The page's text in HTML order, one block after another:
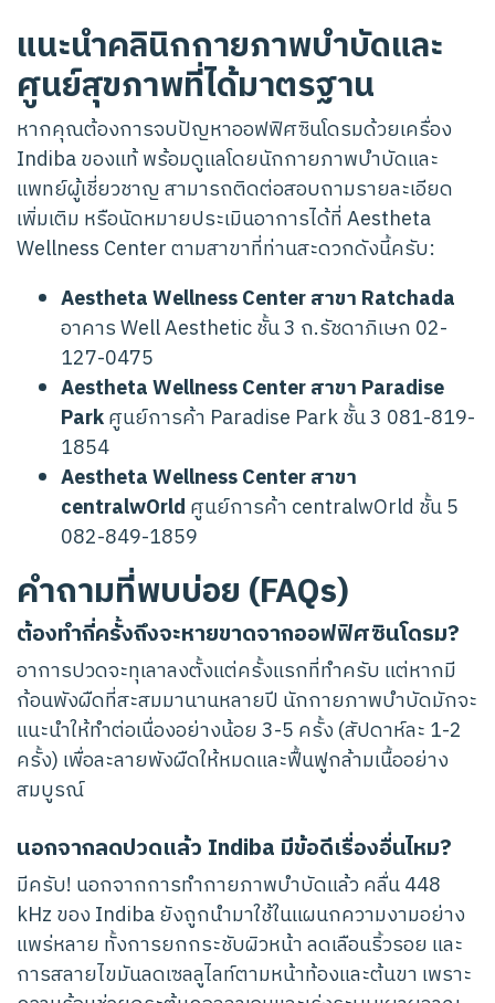
แนะนำคลินิกกายภาพบำบัดและ
ศูนย์สุขภาพที่ได้มาตรฐาน
หากคุณต้องการจบปัญหาออฟฟิศซินโดรมด้วยเครื่อง
Indiba ของแท้ พร้อมดูแลโดยนักกายภาพบำบัดและ
แพทย์ผู้เชี่ยวชาญ สามารถติดต่อสอบถามรายละเอียด
เพิ่มเติม หรือนัดหมายประเมินอาการได้ที่ Aestheta
Wellness Center ตามสาขาที่ท่านสะดวกดังนี้ครับ:
Aestheta Wellness Center สาขา Ratchada
อาคาร Well Aesthetic ชั้น 3 ถ.รัชดาภิเษก 02-
127-0475
Aestheta Wellness Center สาขา Paradise
Parkศูนย์การค้า Paradise Park ชั้น 3 081-819-
1854
Aestheta Wellness Center สาขา
centralwOrld ศูนย์การค้า centralwOrld ชั้น 5
082-849-1859
คำถามที่พบบ่อย (FAQs)
ต้องทำกี่ครั้งถึงจะหายขาดจากออฟฟิศซินโดรม?
อาการปวดจะทุเลาลงตั้งแต่ครั้งแรกที่ทำครับ แต่หากมี
ก้อนพังผืดที่สะสมมานานหลายปี นักกายภาพบำบัดมักจะ
แนะนำให้ทำต่อเนื่องอย่างน้อย 3-5 ครั้ง (สัปดาห์ละ 1-2
ครั้ง) เพื่อละลายพังผืดให้หมดและฟื้นฟูกล้ามเนื้ออย่าง
สมบูรณ์
นอกจากลดปวดแล้ว Indiba มีข้อดีเรื่องอื่นไหม?
มีครับ! นอกจากการทำกายภาพบำบัดแล้ว คลื่น 448
kHz ของ Indiba ยังถูกนำมาใช้ในแผนกความงามอย่าง
แพร่หลาย ทั้งการยกกระชับผิวหน้า ลดเลือนริ้วรอย และ
การสลายไขมันลดเซลลูไลท์ตามหน้าท้องและต้นขา เพราะ